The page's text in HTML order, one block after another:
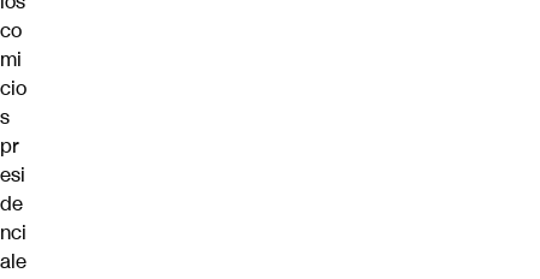
co
mi
cio
s
pr
esi
de
nci
ale